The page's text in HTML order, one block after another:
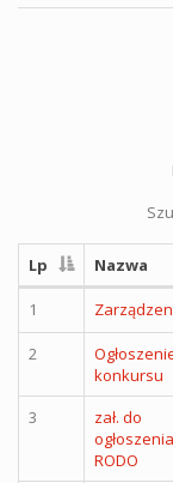
Lp Nazwa
1
2
konkursu
3
zał. do
RODO